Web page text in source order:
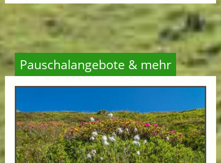
Pauschalangebote & mehr